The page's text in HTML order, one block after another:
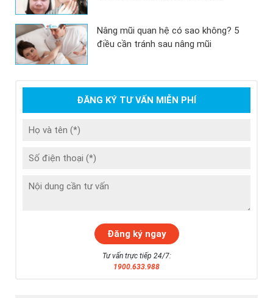
Nâng mũi quan hệ có sao không? 5
điều cần tránh sau nâng mũi
ĐĂNG KÝ TƯ VẤN MIỄN PHÍ
Tư vấn trực tiếp 24/7:
1900.633.988